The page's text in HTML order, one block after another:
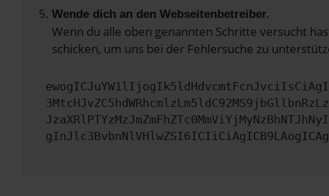
Wende dich an den Webseitenbetreiber.
Wenn du alle oben genannten Schritte versucht
schicken, um uns bei der Fehlersuche zu